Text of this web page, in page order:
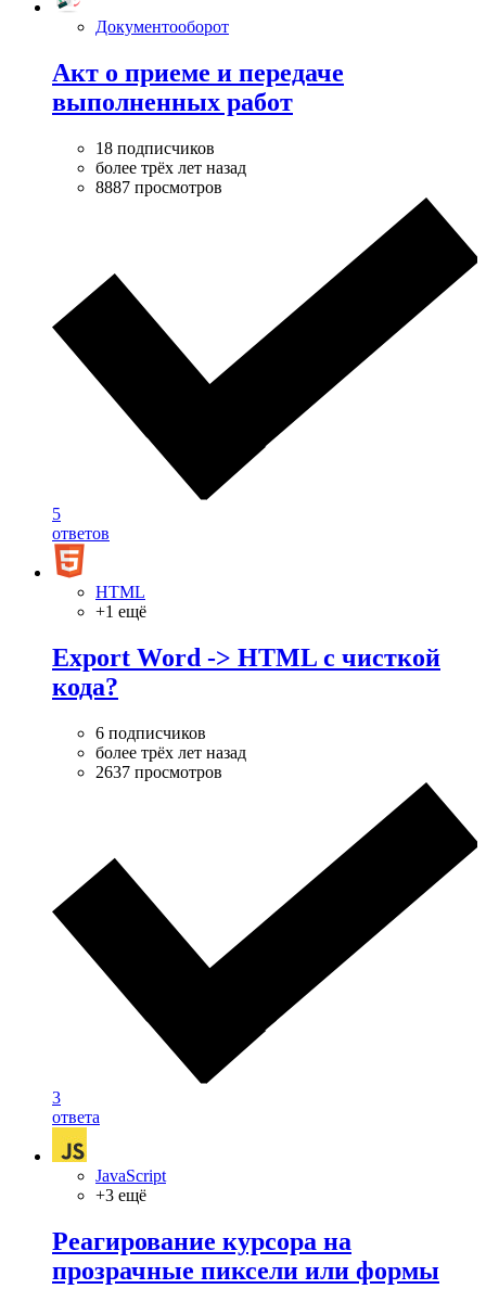
Документооборот
Акт о приеме и передаче
выполненных работ
18 подписчиков
более трёх лет назад
8887 просмотров
5
ответов
HTML
+1 ещё
Export Word -> HTML с чисткой
кода?
6 подписчиков
более трёх лет назад
2637 просмотров
3
ответа
JavaScript
+3 ещё
Реагирование курсора на
прозрачные пиксели или формы